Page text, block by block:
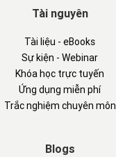
Tài nguyên
Tài liệu - eBooks
Sự kiện - Webinar
Khóa học trực tuyến
Ứng dụng miễn phí
Trắc nghiệm chuyên môn
Blogs